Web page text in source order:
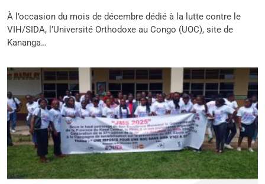
À l’occasion du mois de décembre dédié à la lutte contre le
VIH/SIDA, l’Université Orthodoxe au Congo (UOC), site de
Kananga…